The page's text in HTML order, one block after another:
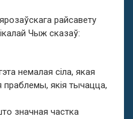
райсавету
Чыж сказаў:
немалая сіла, якая
якія тычацца,
значная частка